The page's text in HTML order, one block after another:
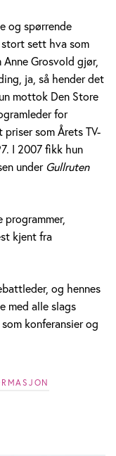
og spørrende
sett hva som
Grosvold gjør,
ja, så hender det
mottok Den Store
for
priser som Årets TV-
I 2007 fikk hun
under Gullruten
programmer,
kjent fra
og hennes
med alle slags
konferansier og